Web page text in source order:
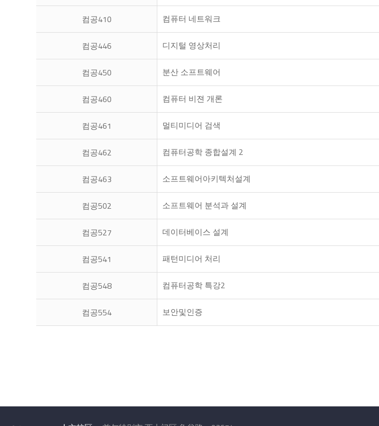
컴공410 컴퓨터 네트워크
컴공446 디지털 영상처리
컴공450 분산 소프트웨어
컴공460 컴퓨터 비젼 개론
컴공461 멀티미디어 검색
컴공462 컴퓨터공학 종합설계 2
컴공463 소프트웨어아키텍처설계
컴공502 소프트웨어 분석과 설계
컴공527 데이터베이스 설계
컴공541 패턴미디어 처리
컴공548 컴퓨터공학 특강2
컴공554 보안및인증